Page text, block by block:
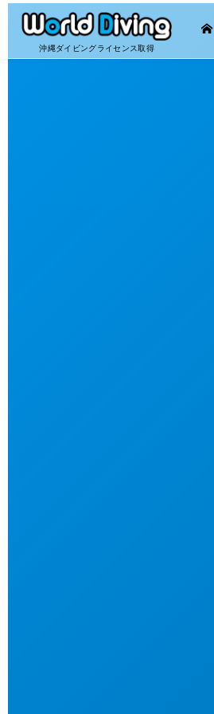
沖縄ダイビングライセンス取得